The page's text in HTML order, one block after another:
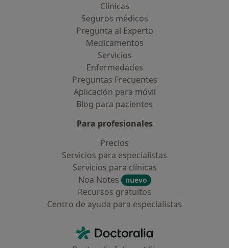
Clínicas
Seguros médicos
Pregunta al Experto
Medicamentos
Servicios
Enfermedades
Preguntas Frecuentes
Aplicación para móvil
Blog para pacientes
Para profesionales
Precios
Servicios para especialistas
Servicios para clínicas
Noa Notes
nuevo
Recursos gratuitos
Centro de ayuda para especialistas
Doctoralia - Página de inicio